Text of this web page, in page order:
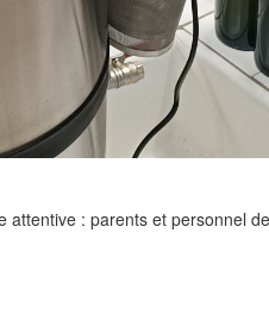
: parents et personnel